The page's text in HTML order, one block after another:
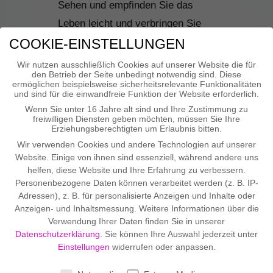
Sehen und empfinden Sie das
Leben leicht und verbringen Sie
viel Zeit in der Natur und an
Naturplätzen wo Sie zur Ruhe
kommen und Ihre Batterien
aufladen können. Genießen Sie
die Zeit mit Ihrem Partner ganz
intensiv, noch bevor die Zeugung
vollzogen ist, denn ab da sind Sie
zu dritt! Machen Sie sich jeden
Tag selbst eine Freude. Beginnen
Sie schon ganz früh in Gedanken
mit Ihrem Kind zu sprechen und
bauen dadurch eine positive
COOKIE-EINSTELLUNGEN
Wir nutzen ausschließlich Cookies auf unserer Website die für
den Betrieb der Seite unbedingt notwendig sind. Diese
ermöglichen beispielsweise sicherheitsrelevante Funktionalitäten
und sind für die einwandfreie Funktion der Website erforderlich.
Wenn Sie unter 16 Jahre alt sind und Ihre Zustimmung zu
freiwilligen Diensten geben möchten, müssen Sie Ihre
Erziehungsberechtigten um Erlaubnis bitten.
Wir verwenden Cookies und andere Technologien auf unserer
Website. Einige von ihnen sind essenziell, während andere uns
helfen, diese Website und Ihre Erfahrung zu verbessern.
Personenbezogene Daten können verarbeitet werden (z. B. IP-
Adressen), z. B. für personalisierte Anzeigen und Inhalte oder
Anzeigen- und Inhaltsmessung. Weitere Informationen über die
Verwendung Ihrer Daten finden Sie in unserer
Datenschutzerklärung
Sie können Ihre Auswahl jederzeit unter
Einstellungen widerrufen oder anpassen.